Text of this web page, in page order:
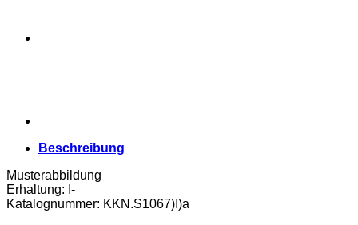
Bs.blau,
Beschreibung
Musterabbildung
Erhaltung: I-
Katalognummer: KKN.S1067)I)a